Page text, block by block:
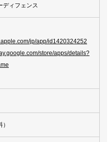
ディフェンス
jp/app/id1420324252
store/apps/details?